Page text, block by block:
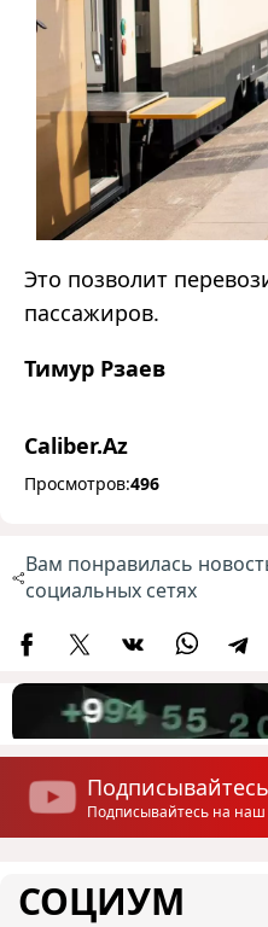
Это позволит
пассажиров.
Тимур Рзаев
Caliber.Az
Просмотров:496
Вам понравилась
социальных сетях
Подписывайтесь на наш
СОЦИУМ